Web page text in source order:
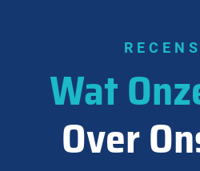
Wat
Over